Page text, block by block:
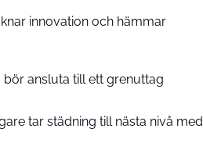
innovation och hämmar
ansluta till ett grenuttag
tar städning till nästa nivå med